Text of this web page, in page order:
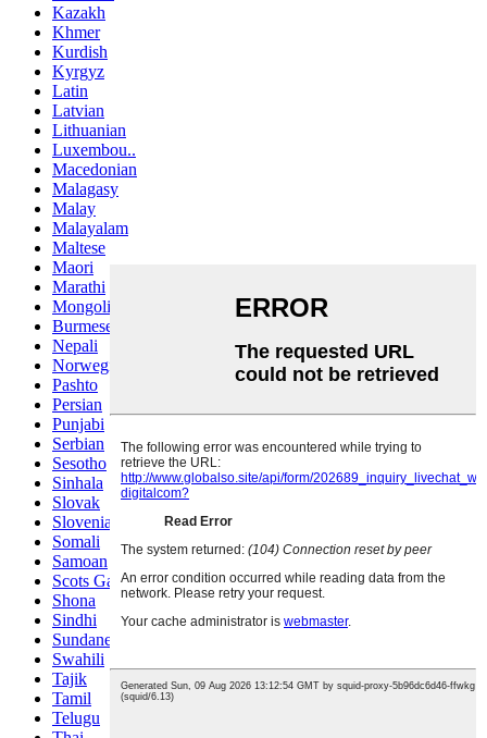
Kazakh
Khmer
Kurdish
Kyrgyz
Latin
Latvian
Lithuanian
Luxembou..
Macedonian
Malagasy
Malay
Malayalam
Maltese
Maori
Marathi
Mongolian
Burmese
Nepali
Norwegian
Pashto
Persian
Punjabi
Serbian
Sesotho
Sinhala
Slovak
Slovenian
Somali
Samoan
Scots Gaelic
Shona
Sindhi
Sundanese
Swahili
Tajik
Tamil
Telugu